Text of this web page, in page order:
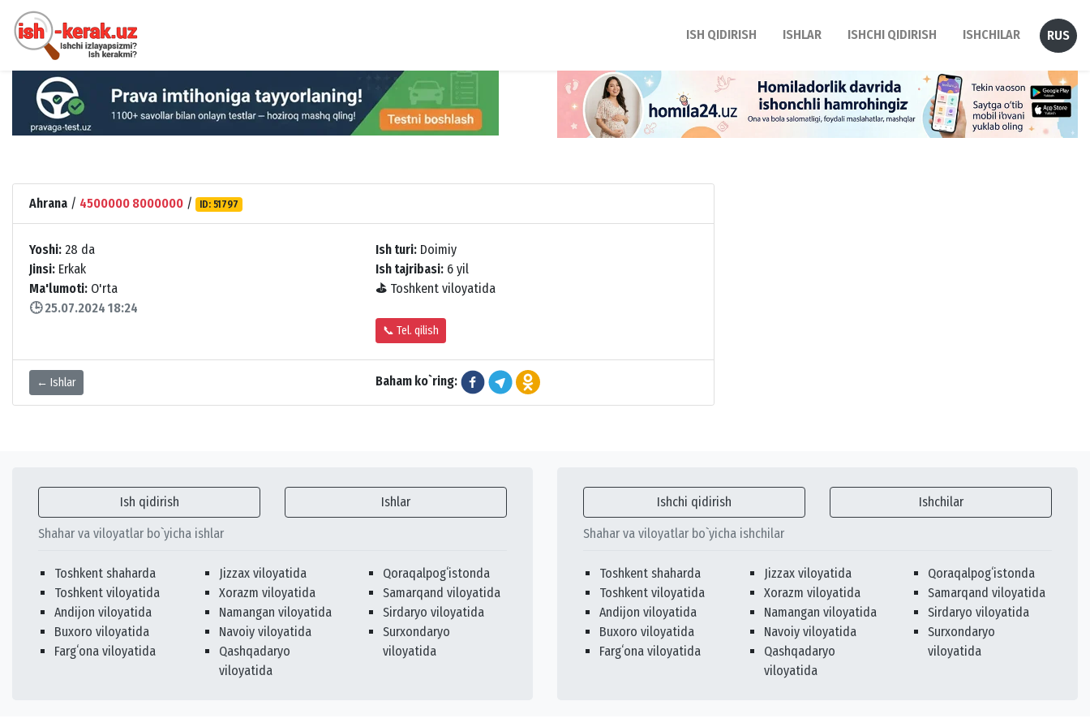
ISH QIDIRISH ISHLAR ISHCHI QIDIRISH ISHCHILAR RUS
Ahrana / 4500000 8000000 / ID: 51797
Yoshi: 28 da
Jinsi: Erkak
Ma'lumoti: O'rta
🕒 25.07.2024 18:24
Ish turi: Doimiy
Ish tajribasi: 6 yil
⛳ Toshkent viloyatida
📞 Tel. qilish
← Ishlar Baham ko`ring:
Ish qidirish Ishlar
Shahar va viloyatlar bo`yicha ishlar
Toshkent shaharda
Toshkent viloyatida
Andijon viloyatida
Buxoro viloyatida
Fargʻona viloyatida
Jizzax viloyatida
Xorazm viloyatida
Namangan viloyatida
Navoiy viloyatida
Qashqadaryo
viloyatida
Qoraqalpogʻistonda
Samarqand viloyatida
Sirdaryo viloyatida
Surxondaryo
viloyatida
Ishchi qidirish Ishchilar
Shahar va viloyatlar bo`yicha ishchilar
Toshkent shaharda
Toshkent viloyatida
Andijon viloyatida
Buxoro viloyatida
Fargʻona viloyatida
Jizzax viloyatida
Xorazm viloyatida
Namangan viloyatida
Navoiy viloyatida
Qashqadaryo
viloyatida
Qoraqalpogʻistonda
Samarqand viloyatida
Sirdaryo viloyatida
Surxondaryo
viloyatida